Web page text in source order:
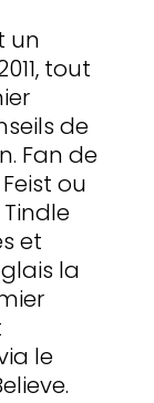
un
tout
de
Fan de
ou
et
la
le